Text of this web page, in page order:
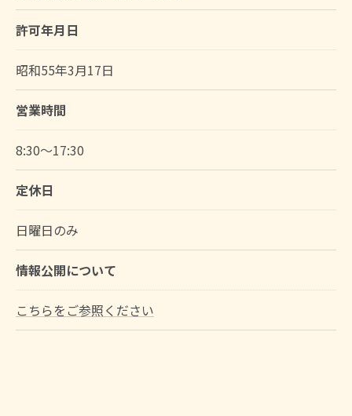
許可年月日
昭和55年3月17日
営業時間
8:30～17:30
定休日
日曜日のみ
情報公開について
こちらをご参照ください